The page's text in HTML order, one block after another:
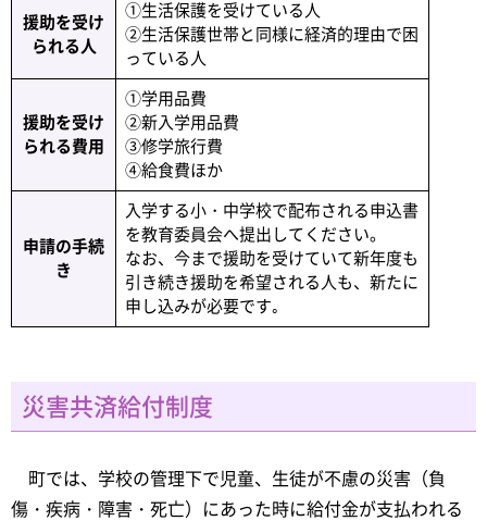
援助を受け
られる人
①生活保護を受けている人
②生活保護世帯と同様に経済的理由で困
っている人
援助を受け
られる費用
①学用品費
②新入学用品費
③修学旅行費
④給食費ほか
申請の手続
き
入学する小・中学校で配布される申込書
を教育委員会へ提出してください。
なお、今まで援助を受けていて新年度も
引き続き援助を希望される人も、新たに
申し込みが必要です｡
災害共済給付制度
町では、学校の管理下で児童、生徒が不慮の災害（負
傷・疾病・障害・死亡）にあった時に給付金が支払われる